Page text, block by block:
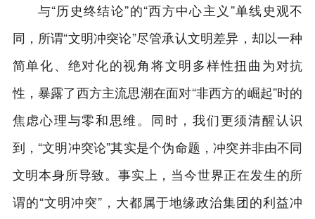
与“历史终结论”的“西方中心主义”单线史观不
同，所谓“文明冲突论”尽管承认文明差异，却以一种
简单化、绝对化的视角将文明多样性扭曲为对抗
性，暴露了西方主流思潮在面对“非西方的崛起”时的
焦虑心理与零和思维。同时，我们更须清醒认识
到，“文明冲突论”其实是个伪命题，冲突并非由不同
文明本身所导致。事实上，当今世界正在发生的所
谓的“文明冲突”，大都属于地缘政治集团的利益冲